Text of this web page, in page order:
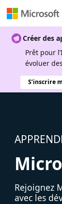
Créer des
Prêt pour
évoluer
S’inscrire
Rejoignez
avec les